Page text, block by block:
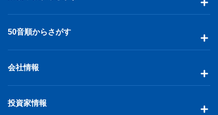
50音順からさがす
会社情報
投資家情報